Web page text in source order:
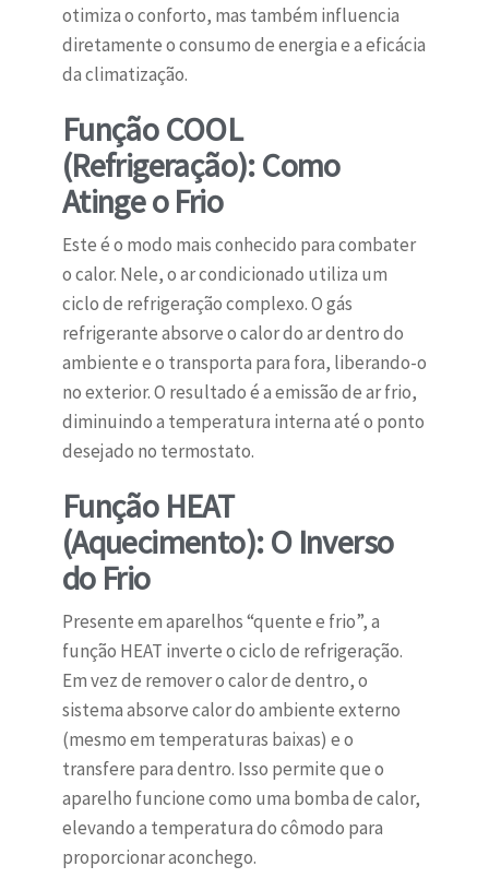
otimiza o conforto, mas também influencia
diretamente o consumo de energia e a eficácia
da climatização.
Função COOL
(Refrigeração): Como
Atinge o Frio
Este é o modo mais conhecido para combater
o calor. Nele, o ar condicionado utiliza um
ciclo de refrigeração complexo. O gás
refrigerante absorve o calor do ar dentro do
ambiente e o transporta para fora, liberando-o
no exterior. O resultado é a emissão de ar frio,
diminuindo a temperatura interna até o ponto
desejado no termostato.
Função HEAT
(Aquecimento): O Inverso
do Frio
Presente em aparelhos “quente e frio”, a
função HEAT inverte o ciclo de refrigeração.
Em vez de remover o calor de dentro, o
sistema absorve calor do ambiente externo
(mesmo em temperaturas baixas) e o
transfere para dentro. Isso permite que o
aparelho funcione como uma bomba de calor,
elevando a temperatura do cômodo para
proporcionar aconchego.